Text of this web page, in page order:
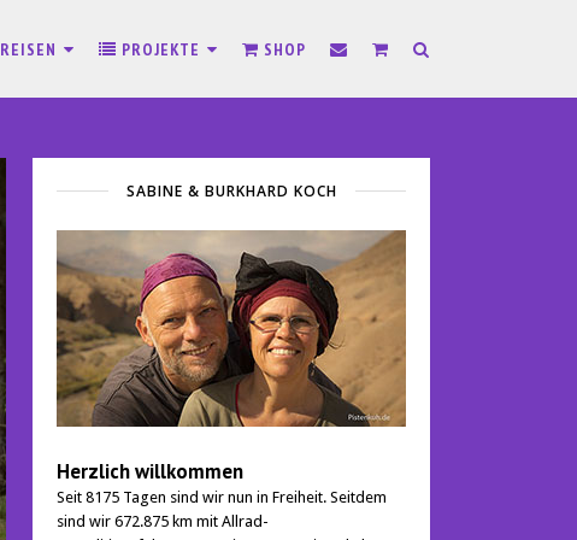
REISEN PROJEKTE SHOP
SABINE & BURKHARD KOCH
Herzlich willkommen
Seit 8175 Tagen sind wir nun in Freiheit. Seitdem
sind wir 672.875 km mit Allrad-